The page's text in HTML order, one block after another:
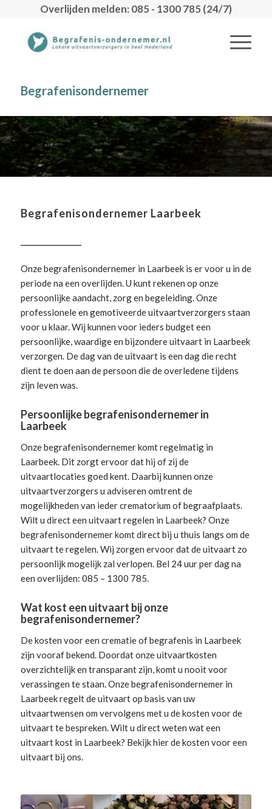
Overlijden melden: 085 - 1300 785 (24/7)
Begrafenisondernemer
Begrafenisondernemer Laarbeek
Onze begrafenisondernemer in Laarbeek is er voor u in de
periode na een overlijden. U kunt rekenen op onze
persoonlijke aandacht, zorg en begeleiding.Onze
professionele en gemotiveerde uitvaartverzorgers staan
voor u klaar. Wij kunnen voor ieders budget een
persoonlijke, waardige en bijzondere uitvaart in Laarbeek
verzorgen. De dag van de uitvaart is een dag die recht
dient te doen aan de persoon die de overledene tijdens
zijn leven was.
Persoonlijke begrafenisondernemer in
Laarbeek
Onze begrafenisondernemer komt regelmatig in
Laarbeek. Dit zorgt ervoor dat hij of zij de
uitvaartlocaties goed kent. Daarbij kunnen onze
uitvaartverzorgers u adviseren omtrent de
mogelijkheden van ieder crematorium of begraafplaats.
Wilt u direct een uitvaart regelen in Laarbeek? Onze
begrafenisondernemer komt direct bij u thuis langs om de
uitvaart te regelen. Wij zorgen ervoor dat de uitvaart zo
persoonlijk mogelijk zal verlopen. Bel 24 uur per dag na
een overlijden: 085 – 1300 785.
Wat kost een uitvaart bij onze
begrafenisondernemer?
De kosten voor een crematie of begrafenis in Laarbeek
zijn vooraf bekend. Doordat onze uitvaartkosten
overzichtelijk en transparant zijn, komt u nooit voor
verassingen te staan. Onze begrafenisondernemer in
Laarbeekregelt de uitvaartop basis van uw
uitvaartwensen om vervolgens met u de kosten voor de
uitvaart te bespreken. Wilt u direct weten wat een
uitvaart kost in Laarbeek? Bekijk hier dekosten voor een
uitvaartbij ons.